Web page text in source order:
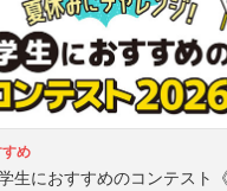
め
生におすすめのコンテスト